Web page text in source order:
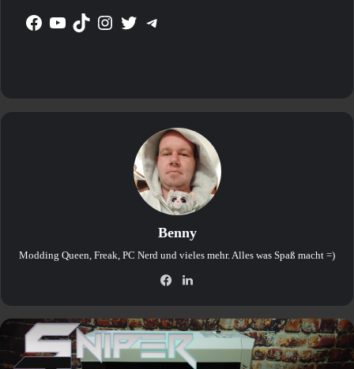
Facebook
YouTube
TikTokInstagram
TwitterTelegram
Benny
Modding Queen, Freak, PC Nerd und vieles mehr. Alles was Spaß macht =)
Facebook